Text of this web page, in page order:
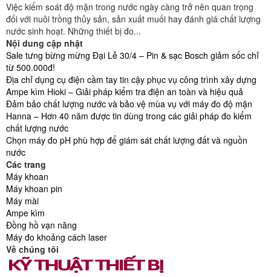
Việc kiểm soát độ mặn trong nước ngày càng trở nên quan trọng
đối với nuôi trồng thủy sản, sản xuất muối hay đánh giá chất lượng
nước sinh hoạt. Những thiết bị đo...
Nội dung cập nhật
Sale tưng bừng mừng Đại Lễ 30/4 – Pin & sạc Bosch giảm sốc chỉ
từ 500.000đ!
Địa chỉ dụng cụ điện cầm tay tin cậy phục vụ công trình xây dựng
Ampe kìm Hioki – Giải pháp kiểm tra điện an toàn và hiệu quả
Đảm bảo chất lượng nước và bảo vệ mùa vụ với máy đo độ mặn
Hanna – Hơn 40 năm được tin dùng trong các giải pháp đo kiểm
chất lượng nước
Chọn máy đo pH phù hợp để giám sát chất lượng đất và nguồn
nước
Các trang
Máy khoan
Máy khoan pin
Máy mài
Ampe kìm
Đồng hồ vạn năng
Máy đo khoảng cách laser
Về chúng tôi